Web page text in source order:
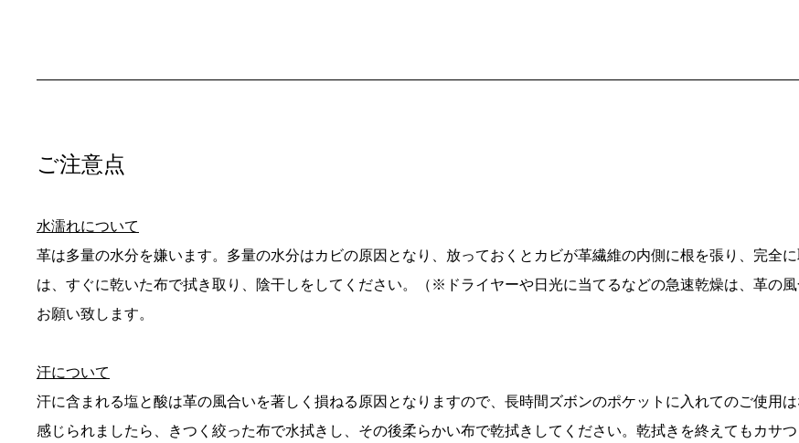
ご注意点
水濡れについて
革は多量の水分を嫌います。多量の水分はカビの原因となり、放っておくとカビが革繊維の内側に根を張り、完全
は、すぐに乾いた布で拭き取り、陰干しをしてください。（※ドライヤーや日光に当てるなどの急速乾燥は、革の
お願い致します。
汗について
汗に含まれる塩と酸は革の風合いを著しく損ねる原因となりますので、長時間ズボンのポケットに入れてのご使用
感じられましたら、きつく絞った布で水拭きし、その後柔らかい布で乾拭きしてください。乾拭きを終えてもカサ